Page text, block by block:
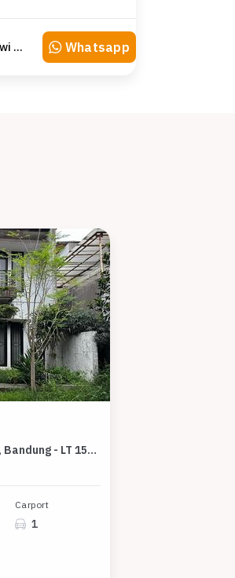
Sani Dewi Sujono Whatsapp
Jual Rumah Nyaman di Cijerah, Bandung - LT 155m²
Carport
1